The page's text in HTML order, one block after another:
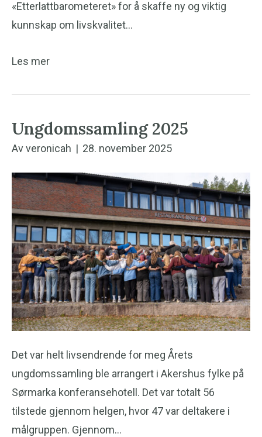
«Etterlattbarometeret» for å skaffe ny og viktig
kunnskap om livskvalitet…
Les mer
Ungdomssamling 2025
Avveronicah | 28. november 2025
Det var helt livsendrende for meg Årets
ungdomssamling ble arrangert i Akershus fylke på
Sørmarka konferansehotell. Det var totalt 56
tilstede gjennom helgen, hvor 47 var deltakere i
målgruppen. Gjennom…